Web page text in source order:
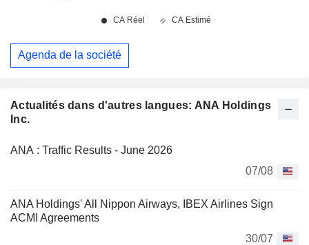
Actualités dans d'autres langues: ANA Holdings
Inc.
ANA : Traffic Results - June 2026
07/08
ANA Holdings' All Nippon Airways, IBEX Airlines Sign
ACMI Agreements
30/07
Agenda de la société